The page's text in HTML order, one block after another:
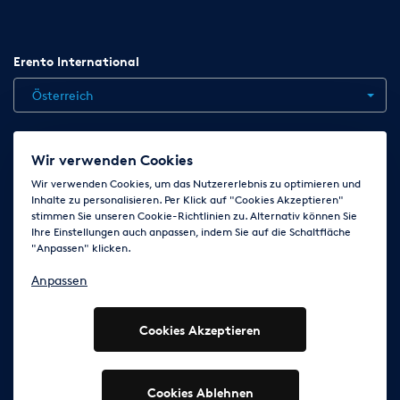
Partnerfirmen, so gelten die
oder Veranstaltungsmietsachen welche von den Firmen
gestellt werden.
18. Den Mitarbeitern der Firma MFV wird eingeräumt, unter
bestimmten
Umständen (z. B. drohende Beschädigung durch
Veranstaltung bzw. die Mietzeit abzubrechen.
19. Besondere Vereinbarungen können schriftlich fixiert
werden.
20. Als Gerichtsstand wird Friedberg/Hessen vereinbart.
Erento International
Österreich
Jobs Kontakt News
AGB
Impressum Cookie-Einstellungen ändern
Folge uns auf
© 2003 - 2026 Erento Campanda GmbH - Alle Rechte
vorbehalten
Ausgewiesene Marken gehören den jeweiligen Eigentümern.
Wir verwenden Cookies
Wir verwenden Cookies, um das Nutzererlebnis zu optimieren und
Inhalte zu personalisieren. Per Klick auf "Cookies Akzeptieren"
stimmen Sie unseren Cookie-Richtlinien zu. Alternativ können Sie
Ihre Einstellungen auch anpassen, indem Sie auf die Schaltfläche
"Anpassen" klicken.
Anpassen
Cookies Akzeptieren
Cookies Ablehnen